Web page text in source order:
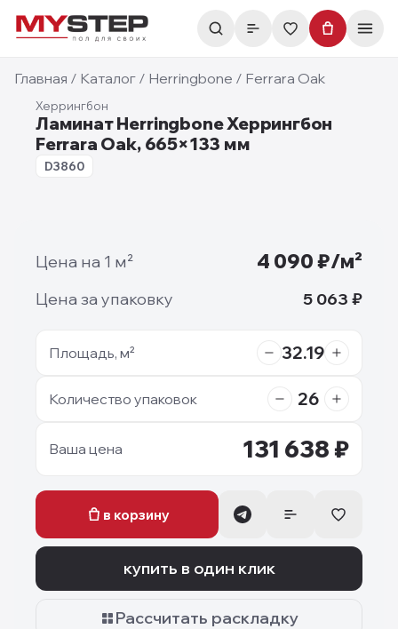
Главная / Каталог / Herringbone / Ferrara Oak
8mm
Херрингбон
Ламинат Herringbone Херрингбон
Ferrara Oak, 665×133 мм
D3860
Цена на 1 м² 4 090₽/м²
Цена за упаковку 5 063 ₽
Площадь, м² 32.19
Количество упаковок 26
Ваша цена 131 638 ₽
в корзину
купить в один клик
Рассчитать раскладку